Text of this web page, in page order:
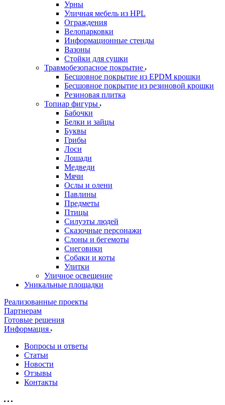
Урны
Уличная мебель из HPL
Ограждения
Велопарковки
Информационные стенды
Вазоны
Стойки для сушки
Травмобезопасное покрытие
Бесшовное покрытие из EPDM крошки
Бесшовное покрытие из резиновой крошки
Резиновая плитка
Топиар фигуры
Бабочки
Белки и зайцы
Буквы
Грибы
Лоси
Лошади
Медведи
Мячи
Ослы и олени
Павлины
Предметы
Птицы
Силуэты людей
Сказочные персонажи
Слоны и бегемоты
Снеговики
Собаки и коты
Улитки
Уличное освещение
Уникальные площадки
Реализованные проекты
Партнерам
Готовые решения
Информация
Вопросы и ответы
Статьи
Новости
Отзывы
Контакты